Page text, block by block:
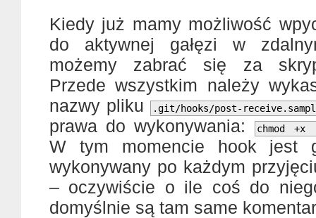
Kiedy już mamy możliwość
do aktywnej gałęzi w
możemy zabrać się za
Przede wszystkim należy
nazwy pliku .git/hooks/post-
prawa do wykonywania: chmod
W tym momencie hook jest
wykonywany po każdym
– oczywiście o ile coś do
domyślnie są tam same